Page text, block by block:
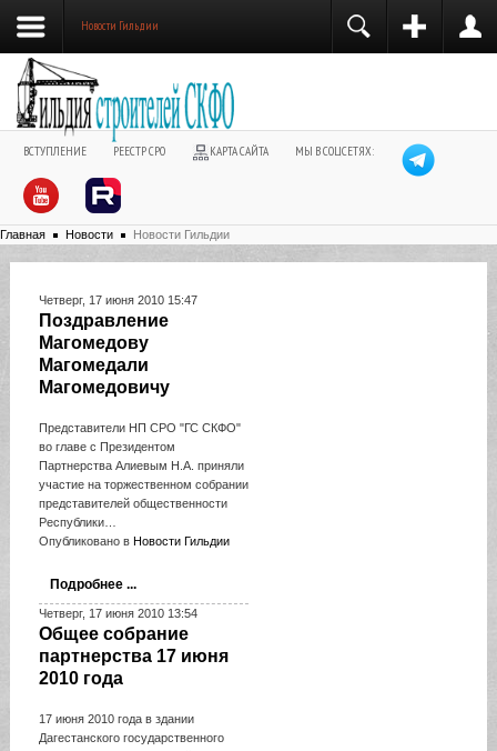
Новости Гильдии
ВСТУПЛЕНИЕ РЕЕСТР СРО КАРТА САЙТА МЫ В СОЦСЕТЯХ:
Главная Новости Новости Гильдии
Четверг, 17 июня 2010 15:47
Поздравление
Магомедову
Магомедали
Магомедовичу
Представители НП СРО "ГС СКФО"
во главе с Президентом
Партнерства Алиевым Н.А. приняли
участие на торжественном собрании
представителей общественности
Республики…
Опубликовано в Новости Гильдии
Подробнее ...
Четверг, 17 июня 2010 13:54
Общее собрание
партнерства 17 июня
2010 года
17 июня 2010 года в здании
Дагестанского государственного